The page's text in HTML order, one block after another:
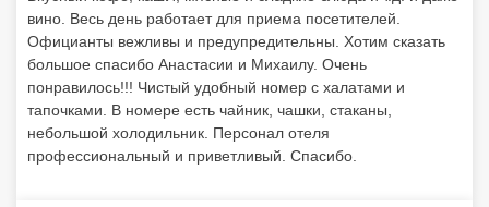
вино. Весь день работает для приема посетителей.
Официанты вежливы и предупредительны. Хотим сказать
большое спасибо Анастасии и Михаилу. Очень
понравилось!!! Чистый удобный номер с халатами и
тапочками. В номере есть чайник, чашки, стаканы,
небольшой холодильник. Персонал отеля
профессиональный и приветливый. Спасибо.